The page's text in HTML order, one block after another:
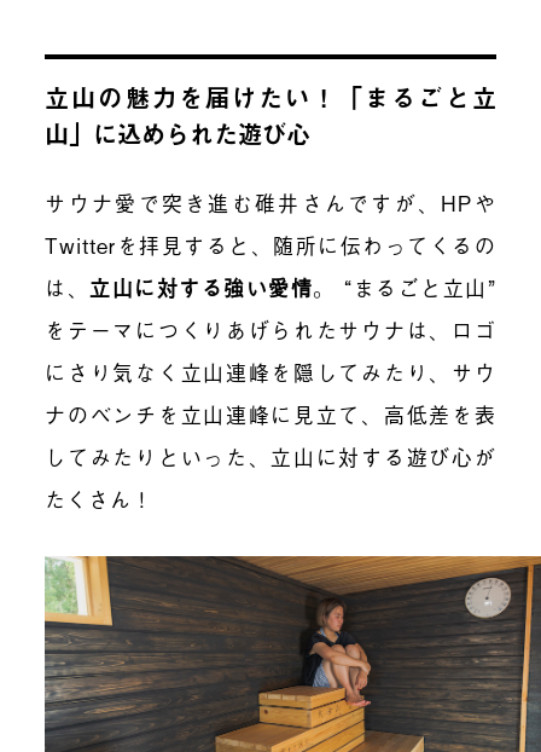
立山の魅力を届けたい！「まるごと立
山」に込められた遊び心
サウナ愛で突き進む碓井さんですが、HPや
Twitterを拝見すると、随所に伝わってくるの
は、 立山に対する強い愛情。 “まるごと立山”
をテーマにつくりあげられたサウナは、ロゴ
にさり気なく立山連峰を隠してみたり、サウ
ナのベンチを立山連峰に見立て、高低差を表
してみたりといった、立山に対する遊び心が
たくさん！